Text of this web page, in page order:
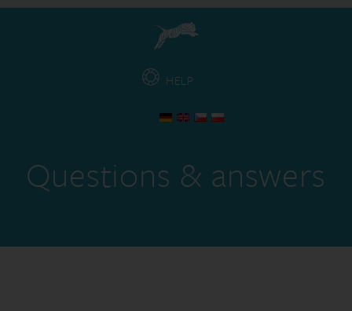
HELP
Questions & answers